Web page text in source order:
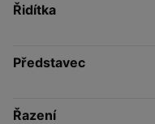
Řidítka
Představec
Řazení